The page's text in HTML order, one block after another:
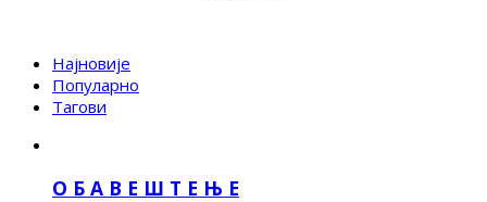
Најновије
Популарно
Тагови
О Б А В Е Ш Т Е Њ Е